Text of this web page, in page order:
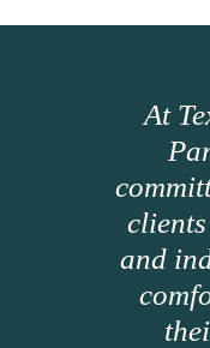
At
and